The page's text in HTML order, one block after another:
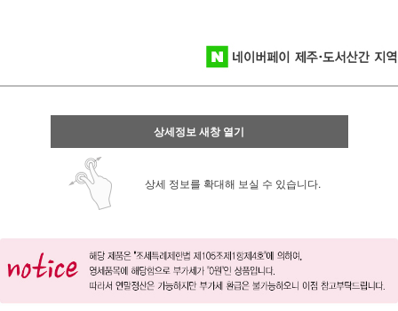
상세정보 새창 열기
상세 정보를 확대해 보실 수 있습니다.